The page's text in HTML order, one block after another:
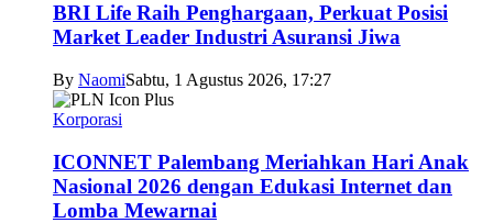
BRI Life Raih Penghargaan, Perkuat Posisi
Market Leader Industri Asuransi Jiwa
By NaomiSabtu, 1 Agustus 2026, 17:27
Korporasi
ICONNET Palembang Meriahkan Hari Anak
Nasional 2026 dengan Edukasi Internet dan
Lomba Mewarnai